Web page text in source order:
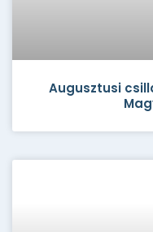
Augusztusi